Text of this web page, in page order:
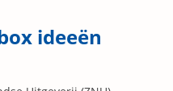
ideeën